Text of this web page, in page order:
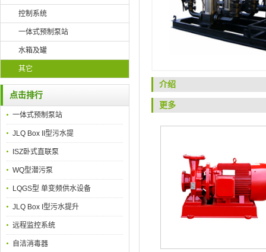
控制系统
一体式预制泵站
水箱及罐
其它
点击排行
一体式预制泵站
JLQ Box II型污水提
ISZ卧式直联泵
WQ型潜污泵
LQGS型 单变频供水设备
JLQ Box I型污水提升
远程监控系统
自洁消毒器
介绍
更多